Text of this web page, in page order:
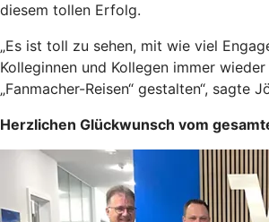
diesem tollen Erfolg.
„Es ist toll zu sehen, mit wie viel
Kolleginnen und Kollegen immer
„Fanmacher-Reisen“ gestalten“, sagte
Herzlichen Glückwunsch vom